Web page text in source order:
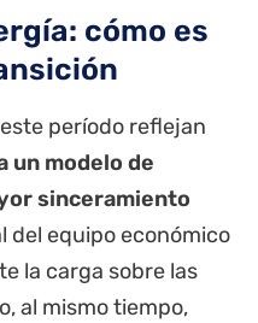
cómo es
período reflejan
un modelo de
sinceramiento
del equipo económico
la carga sobre las
al mismo tiempo,